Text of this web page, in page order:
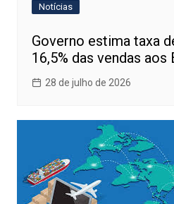
Notícias
Governo estima taxa
16,5% das vendas aos
28 de julho de 2026